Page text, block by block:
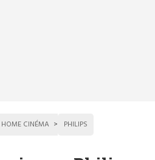
HOME CINÉMA PHILIPS